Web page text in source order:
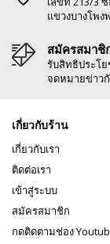
แขวงบางโพง
สมัครสมาชิ
รับสิทธิประโ
จดหมายข่าวกั
เกี่ยวกับร้าน
เกี่ยวกับเรา
ติดต่อเรา
เข้าสู่ระบบ
สมัครสมาชิก
กดติดตามช่อง